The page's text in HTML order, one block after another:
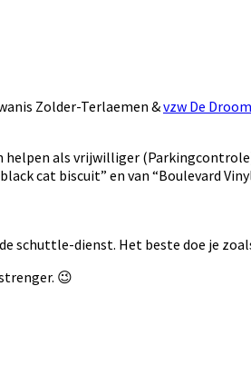
Zolder-Terlaemen &vzw De
als vrijwilliger
cat biscuit” en van “Boulevard
schuttle-dienst. Het beste doe je
😉